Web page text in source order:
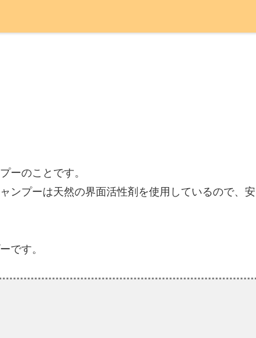
ーのことです。
ンプーは天然の界面活性剤を使用しているので、安
です。